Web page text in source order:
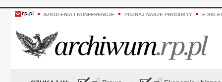
SZKOLENIA I KONFERENCJE POZNAJ NASZE PRODUKTY E-